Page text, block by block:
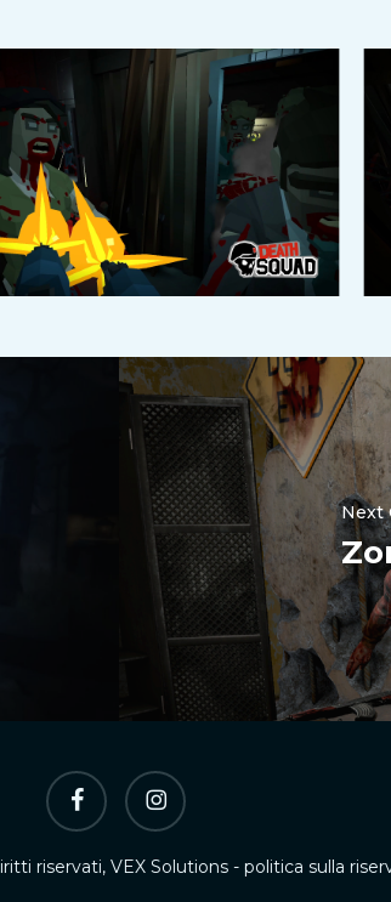
Next
FacebookInstagram
riservati, VEX Solutions - politica sulla